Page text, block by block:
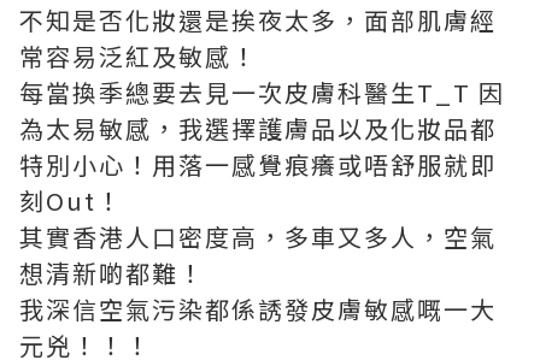
不知是否化妝還是挨夜太多，面部肌膚經
常容易泛紅及敏感！
每當換季總要去見一次皮膚科醫生T_T 因
為太易敏感，我選擇護膚品以及化妝品都
特別小心！用落一感覺痕癢或唔舒服就即
刻Out！
其實香港人口密度高，多車又多人，空氣
想清新啲都難！
我深信空氣污染都係誘發皮膚敏感嘅一大
元兇！！！